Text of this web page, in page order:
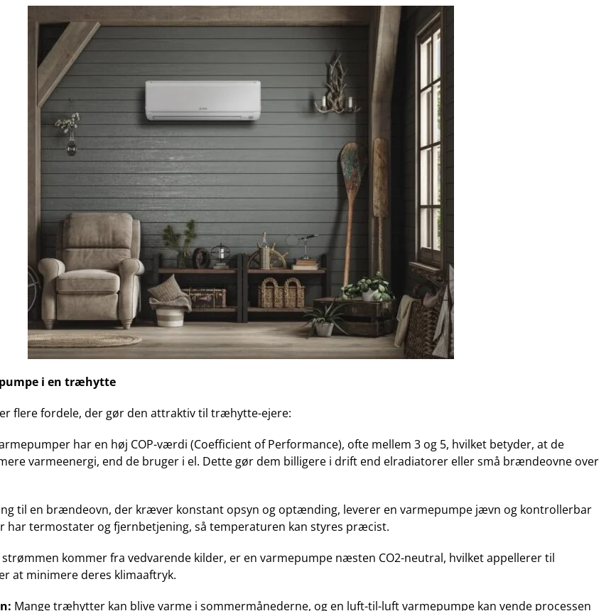
i en træhytte
flere fordele, der gør den attraktiv til træhytte-ejere:
har en høj COP-værdi (Coefficient of Performance), ofte mellem 3 og 5, hvilket betyder, at de
varmeenergi, end de bruger i el. Dette gør dem billigere i drift end elradiatorer eller små brændeovne over
til en brændeovn, der kræver konstant opsyn og optænding, leverer en varmepumpe jævn og kontrollerbar
har termostater og fjernbetjening, så temperaturen kan styres præcist.
strømmen kommer fra vedvarende kilder, er en varmepumpe næsten CO2-neutral, hvilket appellerer til
at minimere deres klimaaftryk.
Mange træhytter kan blive varme i sommermånederne, og en luft-til-luft varmepumpe kan vende processen